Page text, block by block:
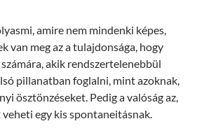
amire nem mindenki képes,
van meg az a tulajdonsága, hogy
akik rendszertelenebbül
pillanatban foglalni, mint azoknak,
ösztönzéseket. Pedig a valóság az,
egy kis spontaneitásnak.